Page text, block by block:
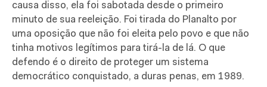
causa disso, ela foi sabotada desde o primeiro
minuto de sua reeleição. Foi tirada do Planalto por
uma oposição que não foi eleita pelo povo e que não
tinha motivos legítimos para tirá-la de lá. O que
defendo é o direito de proteger um sistema
democrático conquistado, a duras penas, em 1989.